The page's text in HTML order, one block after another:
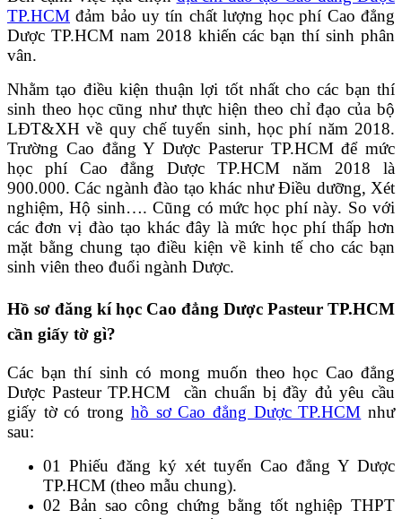
TP.HCM đảm bảo uy tín chất lượng học phí Cao đẳng
Dược TP.HCM nam 2018 khiến các bạn thí sinh phân
vân.
Nhằm tạo điều kiện thuận lợi tốt nhất cho các bạn thí
sinh theo học cũng như thực hiện theo chỉ đạo của bộ
LĐT&XH về quy chế tuyển sinh, học phí năm 2018.
Trường Cao đẳng Y Dược Pasterur TP.HCM để mức
học phí Cao đẳng Dược TP.HCM năm 2018 là
900.000. Các ngành đào tạo khác như Điều dưỡng, Xét
nghiệm, Hộ sinh…. Cũng có mức học phí này. So với
các đơn vị đào tạo khác đây là mức học phí thấp hơn
mặt bằng chung tạo điều kiện về kinh tế cho các bạn
sinh viên theo đuổi ngành Dược.
Hồ sơ đăng kí học Cao đẳng Dược Pasteur TP.HCM
cần giấy tờ gì?
Các bạn thí sinh có mong muốn theo học Cao đẳng
Dược Pasteur TP.HCM cần chuẩn bị đầy đủ yêu cầu
giấy tờ có trong hồ sơ Cao đẳng Dược TP.HCM như
sau:
01 Phiếu đăng ký xét tuyển Cao đẳng Y Dược
TP.HCM (theo mẫu chung).
02 Bản sao công chứng bằng tốt nghiệp THPT